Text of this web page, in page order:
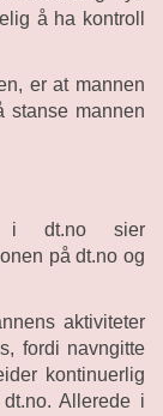
å ha kontroll
er at mannen
stanse mannen
i dt.no sier
på dt.no og
aktiviteter
fordi navngitte
kontinuerlig
Allerede i